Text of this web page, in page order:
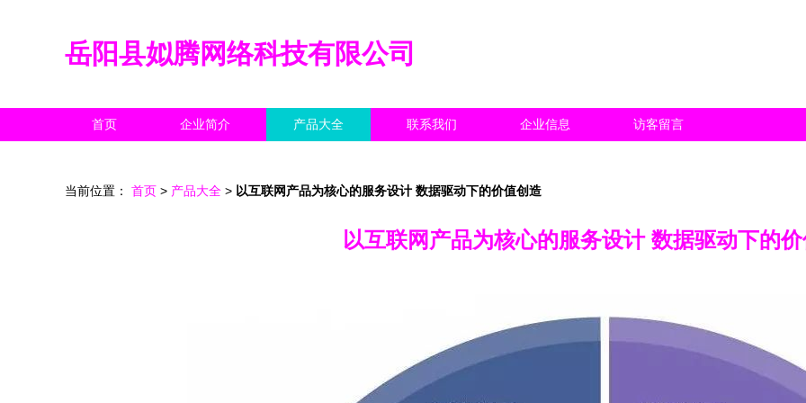
岳阳县姒腾网络科技有限公司
首页 企业简介 产品大全 联系我们 企业信息 访客留言
当前位置： 首页 > 产品大全 > 以互联网产品为核心的服务设计 数据驱动下的价值创造
以互联网产品为核心的服务设计 数据驱动下的